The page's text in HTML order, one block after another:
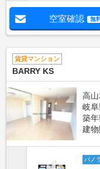
空室確認 無
賃貸マンション
BARRY KS
高
岐
築年
建
パノ